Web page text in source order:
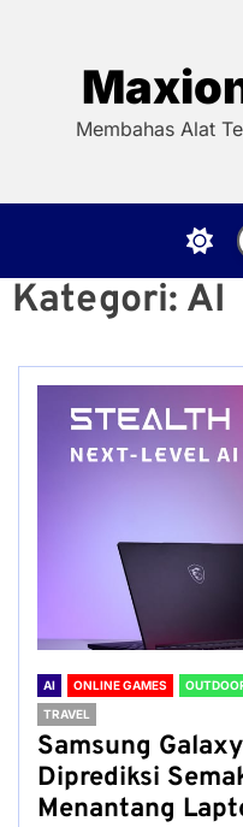
Membahas Alat
Kategori: AI
AI ONLINE GAMES
TRAVEL
Samsung
Diprediksi
Menantang